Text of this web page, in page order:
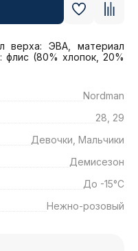
верха: ЭВА, материал
флис (80% хлопок, 20%
Nordman
28, 29
Девочки, Мальчики
Демисезон
До -15°C
Нежно-розовый